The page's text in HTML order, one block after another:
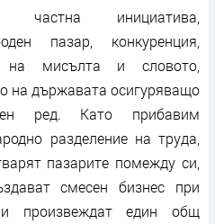
частна инициатива,
пазар, конкуренция,
на мисълта и словото,
на държавата осигуряващо
ред. Като прибавим
разделение на труда,
пазарите помежду си,
смесен бизнес при
произвеждат един общ